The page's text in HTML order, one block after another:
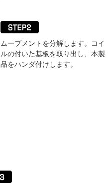
ムーブメントを分解します。コイ
ルの付いた基板を取り出し、本製
品をハンダ付けします。